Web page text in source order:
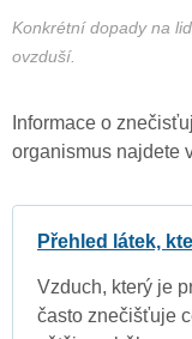
Konkrétní dopady na
ovzduší.
Informace o
organismus najdete
Přehled látek,
Vzduch, který je
často znečišťuje